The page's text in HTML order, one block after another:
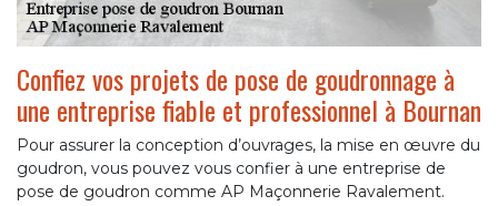
Confiez vos projets de pose de goudronnage à
une entreprise fiable et professionnel à Bournan
Pour assurer la conception d’ouvrages, la mise en œuvre du
goudron, vous pouvez vous confier à une entreprise de
pose de goudron comme AP Maçonnerie Ravalement.